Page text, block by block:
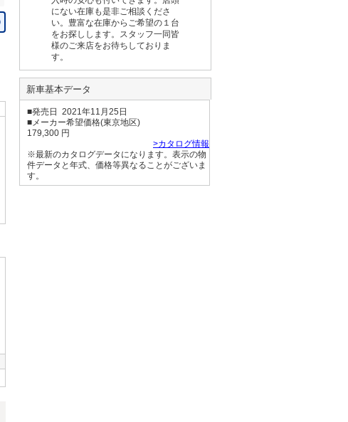
にない在庫も是非ご相談くださ
い。豊富な在庫からご希望の１台
をお探しします。スタッフ一同皆
様のご来店をお待ちしておりま
す。
新車基本データ
■発売日 2021年11月25日
■メーカー希望価格(東京地区)
179,300 円
>カタログ情報
※最新のカタログデータになります。表示の物
件データと年式、価格等異なることがございま
す。